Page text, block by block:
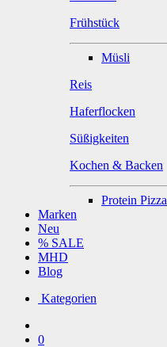
Frühstück
Müsli
Reis
Haferflocken
Süßigkeiten
Kochen & Backen
Protein Pizza
Marken
Neu
% SALE
MHD
Blog
Kategorien
0